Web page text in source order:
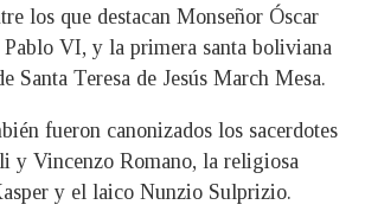
los que destacan Monseñor Óscar
VI, y la primera santa boliviana
Santa Teresa de Jesús March Mesa.
fueron canonizados los sacerdotes
y Vincenzo Romano, la religiosa
y el laico Nunzio Sulprizio.